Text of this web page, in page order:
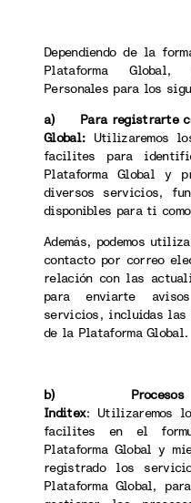
Dependiendo de la
Plataforma
Personales para los
a) Para registrarte
Global: Utilizaremos
facilites para
Plataforma Global y
diversos servicios,
disponibles para ti
Además, podemos
contacto por correo
relación con las
para enviarte
servicios, incluidas las
de la Plataforma Global.
b) Procesos de
Inditex: Utilizaremos
facilites en el
Plataforma Global y
registrado los
Plataforma Global,